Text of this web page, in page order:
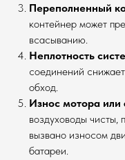
Переполненный
контейнер может
всасыванию.
Неплотность
соединений снижает
обход.
Износ мотора или
воздуховоды
вызвано износом
батареи.